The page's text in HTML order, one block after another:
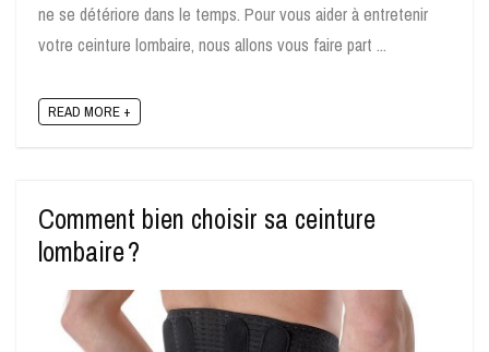
ne se détériore dans le temps. Pour vous aider à entretenir
votre ceinture lombaire, nous allons vous faire part ...
READ MORE +
Comment bien choisir sa ceinture
lombaire ?